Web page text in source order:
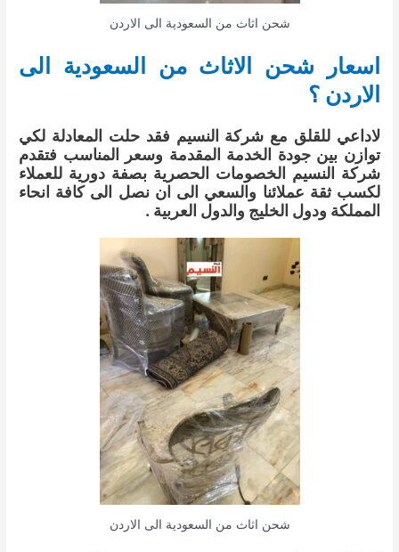
شحن اثاث من السعودية الى الاردن
اسعار شحن الاثاث من السعودية الى
الاردن ؟
لاداعي للقلق مع شركة النسيم فقد حلت المعادلة لكي
توازن بين جودة الخدمة المقدمة وسعر المناسب فتقدم
شركة النسيم الخصومات الحصرية بصفة دورية للعملاء
لكسب ثقة عملائنا والسعي الى ان نصل الى كافة انحاء
المملكة ودول الخليج والدول العربية .
شحن اثاث من السعودية الى الاردن